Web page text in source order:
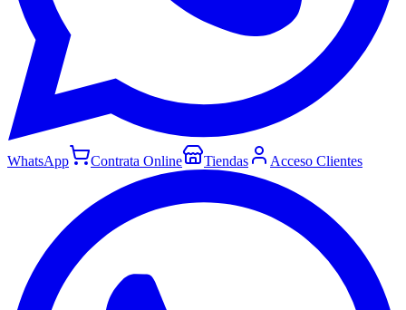
WhatsApp Contrata Online Tiendas Acceso Clientes